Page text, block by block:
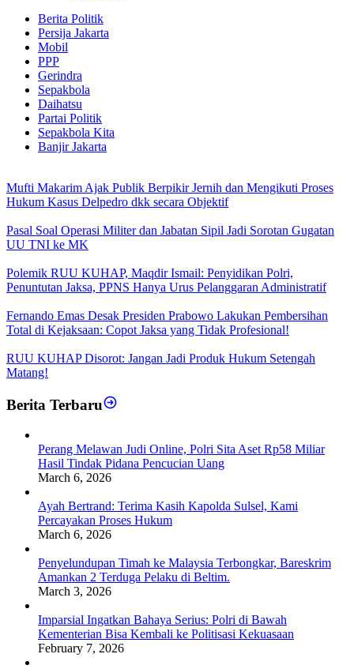
Berita Politik
Persija Jakarta
Mobil
PPP
Gerindra
Sepakbola
Daihatsu
Partai Politik
Sepakbola Kita
Banjir Jakarta
Mufti Makarim Ajak Publik Berpikir Jernih dan Mengikuti Proses
Hukum Kasus Delpedro dkk secara Objektif
Pasal Soal Operasi Militer dan Jabatan Sipil Jadi Sorotan Gugatan
UU TNI ke MK
Polemik RUU KUHAP, Maqdir Ismail: Penyidikan Polri,
Penuntutan Jaksa, PPNS Hanya Urus Pelanggaran Administratif
Fernando Emas Desak Presiden Prabowo Lakukan Pembersihan
Total di Kejaksaan: Copot Jaksa yang Tidak Profesional!
RUU KUHAP Disorot: Jangan Jadi Produk Hukum Setengah
Matang!
Berita Terbaru
Perang Melawan Judi Online, Polri Sita Aset Rp58 Miliar
Hasil Tindak Pidana Pencucian Uang
March 6, 2026
Ayah Bertrand: Terima Kasih Kapolda Sulsel, Kami
Percayakan Proses Hukum
March 6, 2026
Penyelundupan Timah ke Malaysia Terbongkar, Bareskrim
Amankan 2 Terduga Pelaku di Beltim.
March 3, 2026
Imparsial Ingatkan Bahaya Serius: Polri di Bawah
Kementerian Bisa Kembali ke Politisasi Kekuasaan
February 7, 2026